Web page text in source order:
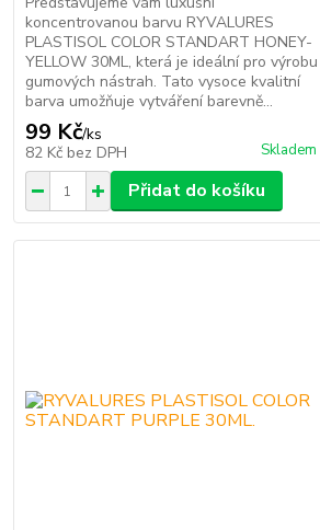
koncentrovanou barvu RYVALURES
PLASTISOL COLOR STANDART HONEY-
YELLOW 30ML, která je ideální pro výrobu
gumových nástrah. Tato vysoce kvalitní
barva umožňuje vytváření barevně...
99 Kč/ks
82 Kč bez DPH Skladem
Přidat do košíku